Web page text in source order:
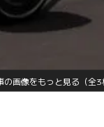
の画像をもっと見る（全3